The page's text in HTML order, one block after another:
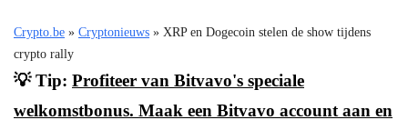
Crypto.be » Cryptonieuws » XRP en Dogecoin stelen de show tijdens
crypto rally
💡 Tip: Profiteer van Bitvavo's speciale
welkomstbonus. Maak een Bitvavo account aan en